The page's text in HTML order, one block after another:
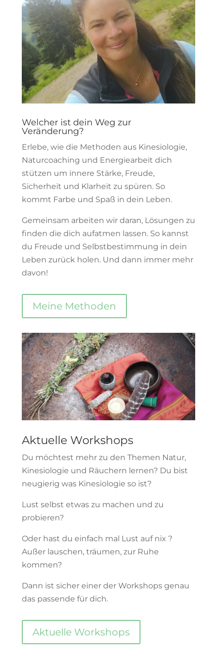
Welcher ist dein Weg zur
Veränderung?
Erlebe, wie die Methoden aus Kinesiologie,
Naturcoaching und Energiearbeit dich
stützen um innere Stärke, Freude,
Sicherheit und Klarheit zu spüren. So
kommt Farbe und Spaß in dein Leben.
Gemeinsam arbeiten wir daran, Lösungen zu
finden die dich aufatmen lassen. So kannst
du Freude und Selbstbestimmung in dein
Leben zurück holen. Und dann immer mehr
davon!
Meine Methoden
Aktuelle Workshops
Du möchtest mehr zu den Themen Natur,
Kinesiologie und Räuchern lernen? Du bist
neugierig was Kinesiologie so ist?
Lust selbst etwas zu machen und zu
probieren?
Oder hast du einfach mal Lust auf nix ?
Außer lauschen, träumen, zur Ruhe
kommen?
Dann ist sicher einer der Workshops genau
das passende für dich.
Aktuelle Workshops